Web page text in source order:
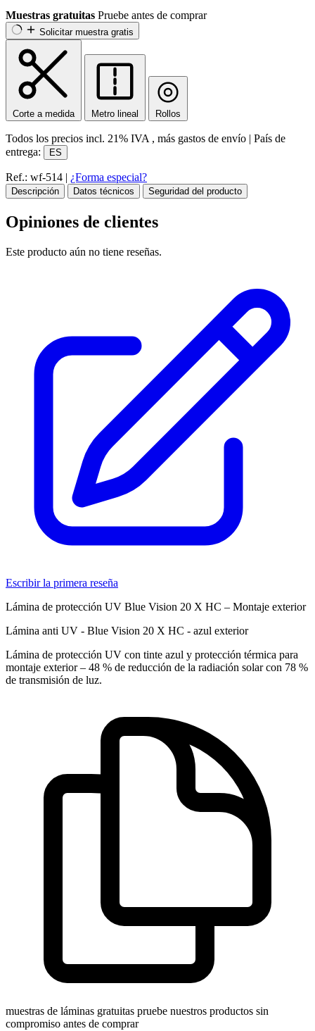
Muestras gratuitas Pruebe antes de comprar
Solicitar muestra gratis
Corte a medida Metro lineal Rollos
Todos los precios incl. 21% IVA , más gastos de envío | País de
entrega:
ES
Ref.: wf-514 | ¿Forma especial?
Descripción Datos técnicos Seguridad del producto
Opiniones de clientes
Este producto aún no tiene reseñas.
Escribir la primera reseña
Lámina de protección UV Blue Vision 20 X HC – Montaje exterior
Lámina anti UV - Blue Vision 20 X HC - azul exterior
Lámina de protección UV con tinte azul y protección térmica para
montaje exterior – 48 % de reducción de la radiación solar con 78 %
de transmisión de luz.
muestras de láminas gratuitas pruebe nuestros productos sin
compromiso antes de comprar